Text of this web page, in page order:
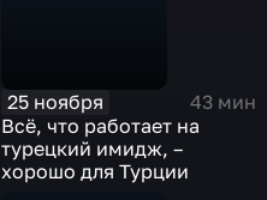
25 ноября
43 мин
Всё, что работает на
турецкий имидж, –
хорошо для Турции